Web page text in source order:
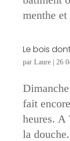
menthe
Le bois
par Laure| 26
fait
heures. A
la